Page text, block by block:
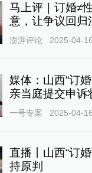
马上评｜订婚≠
意，让争议回归
澎湃评论 2025-04-16
媒体：山西“订
亲当庭提交申诉
一号专案 2025-04-16
直播丨山西“订
持原判